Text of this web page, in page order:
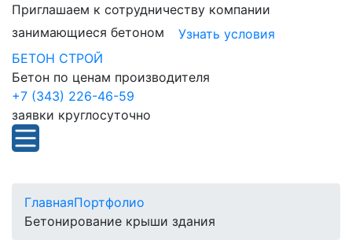
Приглашаем к сотрудничеству компании
занимающиеся бетоном
Узнать условия
БЕТОН СТРОЙ
Бетон по ценам производителя
+7 (343) 226-46-59
заявки круглосуточно
ГлавнаяПортфолио
Бетонирование крыши здания